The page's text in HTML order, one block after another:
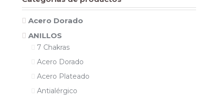
Acero Dorado
ANILLOS
7 Chakras
Acero Dorado
Acero Plateado
Antialérgico